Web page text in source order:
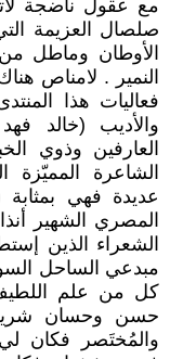
مع عقول ناضجة
صلصال العزيمة
الأوطان وماطل
النمير . لامناص
فعاليات هذا
والأديب (خالد
العارفين وذوي
الشاعرة
عديدة فهي
المصري الشهير
الشعراء الذين
مبدعي الساحل
كل من علم
حسن وحسان
والمُختَصر فكان